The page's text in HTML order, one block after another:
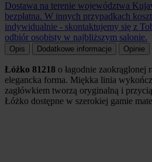
Dostawa na terenie województwa
bezpłatna. W innych przypadkach
indywidualnie - skontaktujemy się z
odbiór osobisty w najbliższym salonie.
Opis Dodatkowe informacje Opinie
Łóżko 81218 o łagodnie zaokrąglonej
elegancka forma. Miękka linia
zagłówkiem tworzą oryginalną i
Łóżko dostępne w szerokiej gamie